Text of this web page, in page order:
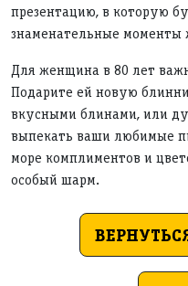
презентацию, в которую
знаменательные моменты
Для женщина в 80 лет
Подарите ей новую
вкусными блинами, или
выпекать ваши любимые
море комплиментов и
особый шарм.